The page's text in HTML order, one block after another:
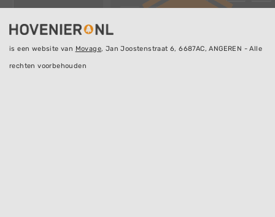
is een website van Movage, Jan Joostenstraat 6, 6687AC, ANGEREN - Alle
rechten voorbehouden